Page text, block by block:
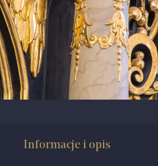
Informacje i opis